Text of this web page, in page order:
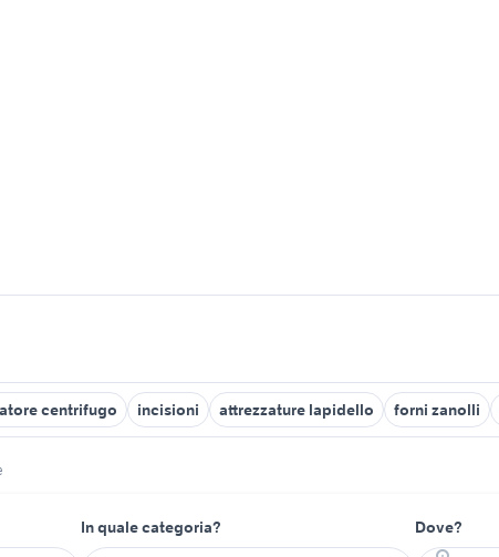
centrifugo incisioni attrezzature lapidello forni zanolli
In quale categoria? Dove?